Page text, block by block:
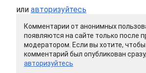
или авторизуйтесь
Комментарии от анонимных
появляются на сайте только после
модератором. Если вы хотите,
комментарий был опубликован
авторизуйтесь